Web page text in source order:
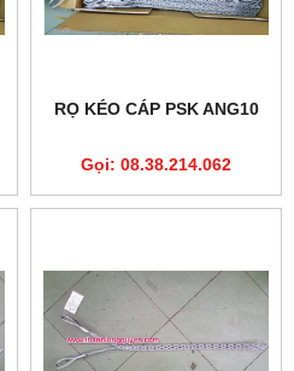
RỌ KÉO CÁP PSK ANG10
Gọi: 08.38.214.062